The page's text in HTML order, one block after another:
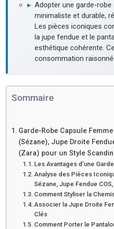
▸ Adopter une garde-
minimaliste et durable,
Les pièces iconiques
la jupe fendue et le
esthétique cohérente.
consommation
Sommaire
Garde-Robe Capsule
(Sézane), Jupe Droite
(Zara) pour un Style
Les Avantages d’une
Analyse des Pièces
Sézane, Jupe Fendue
Comment Styliser la
Associer la Jupe Droite
Clés
Comment Porter le